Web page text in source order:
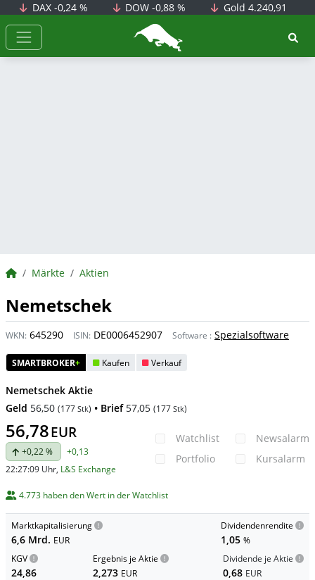
DAX -0,24 % DOW-0,88 % Gold 4.240,91
BörsenNEWS.de
BörsenNEWS.de
Märkte Aktien
Nemetschek
WKN: 645290 ISIN: DE0006452907 Software : Spezialsoftware
SMARTBROKER+ Kaufen Verkauf
Nemetschek Aktie
Geld 56,50 (177 Stk) • Brief 57,05 (177 Stk)
56,78EUR
+0,22 %
+0,13
22:27:09 Uhr, L&S Exchange
Watchlist
Portfolio
Newsalarm
Kursalarm
4.773 haben den Wert in der Watchlist
Marktkapitalisierung
6,6 Mrd. EUR
Dividendenrendite
1,05 %
KGV
24,86
Ergebnis je Aktie
2,273 EUR
Dividende je Aktie
0,68 EUR